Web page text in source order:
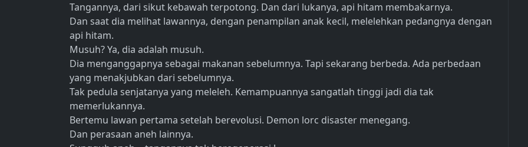
Tangannya, dari sikut kebawah terpotong. Dan dari lukanya, api hitam membakarnya.
Dan saat dia melihat lawannya, dengan penampilan anak kecil, melelehkan pedangnya dengan
api hitam.
Musuh? Ya, dia adalah musuh.
Dia menganggapnya sebagai makanan sebelumnya. Tapi sekarang berbeda. Ada perbedaan
yang menakjubkan dari sebelumnya.
Tak pedula senjatanya yang meleleh. Kemampuannya sangatlah tinggi jadi dia tak
memerlukannya.
Bertemu lawan pertama setelah berevolusi. Demon lorc disaster menegang.
Dan perasaan aneh lainnya.